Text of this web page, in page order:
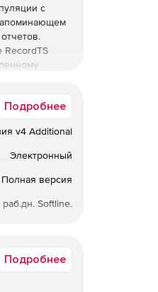
с
RecordTS
Подробнее
v4 Additional
Электронный
Полная версия
Softline.
Подробнее